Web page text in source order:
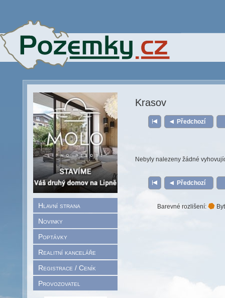
Hlavní strana
Novinky
Poptávky
Realitní kanceláře
Registrace / Ceník
Provozovatel
Krasov
Předchozí
Nebyly nalezeny žádné
Předchozí
Barevné rozlišení: